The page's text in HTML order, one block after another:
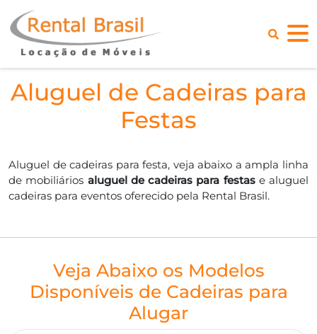
Aluguel de Cadeiras para
Festas
Aluguel de cadeiras para festa, veja abaixo a ampla linha
de mobiliários aluguel de cadeiras para festase aluguel
cadeiras para eventos oferecido pela Rental Brasil.
Veja Abaixo os Modelos
Disponíveis de Cadeiras para
Alugar